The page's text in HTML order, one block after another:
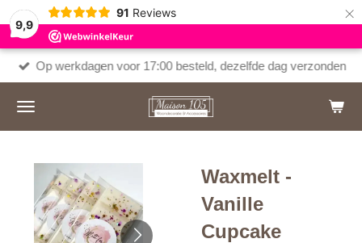
9,9
91 Reviews ×
Op werkdagen voor 17:00 besteld, dezelfde dag verzonden
Waxmelt -
Vanille
Cupcake